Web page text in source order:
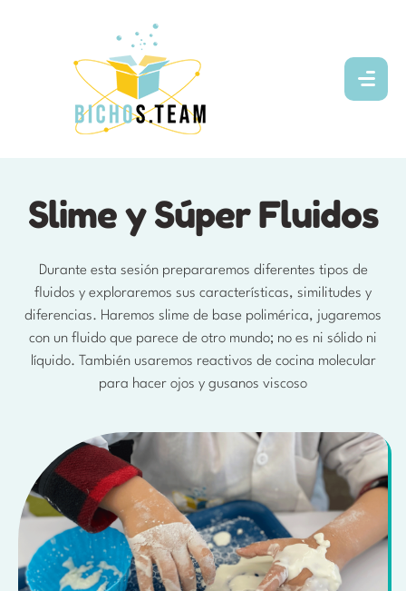
Slime y Súper Fluidos
Durante esta sesión prepararemos diferentes tipos de
fluidos y exploraremos sus características, similitudes y
diferencias. Haremos slime de base polimérica, jugaremos
con un fluido que parece de otro mundo; no es ni sólido ni
líquido. También usaremos reactivos de cocina molecular
para hacer ojos y gusanos viscoso